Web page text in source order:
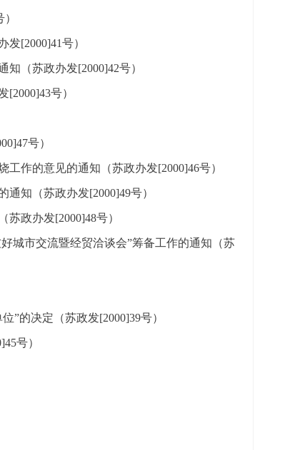
[2000]41号）
（苏政办发[2000]42号）
号）
号）
作的意见的通知（苏政办发[2000]46号）
知（苏政办发[2000]49号）
政办发[2000]48号）
城市交流暨经贸洽谈会”筹备工作的通知（苏
”的决定（苏政发[2000]39号）
号）